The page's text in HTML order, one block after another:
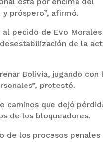
está por encima del
próspero”, afirmó.
pedido de Evo Morales
de la
Bolivia, jugando con
protestó.
caminos que dejó
de los bloqueadores.
de los procesos penales